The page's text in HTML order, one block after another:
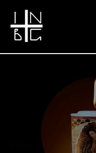
Vela encendida